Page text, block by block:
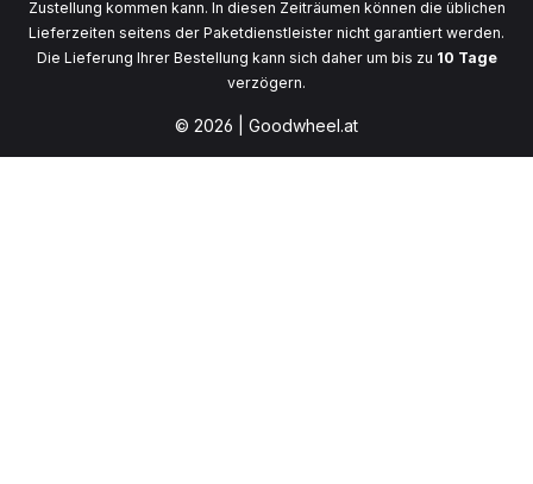
Zustellung kommen kann. In diesen Zeiträumen können die üblichen
Lieferzeiten seitens der Paketdienstleister nicht garantiert werden.
Die Lieferung Ihrer Bestellung kann sich daher um bis zu 10 Tage
verzögern.
© 2026 | Goodwheel.at